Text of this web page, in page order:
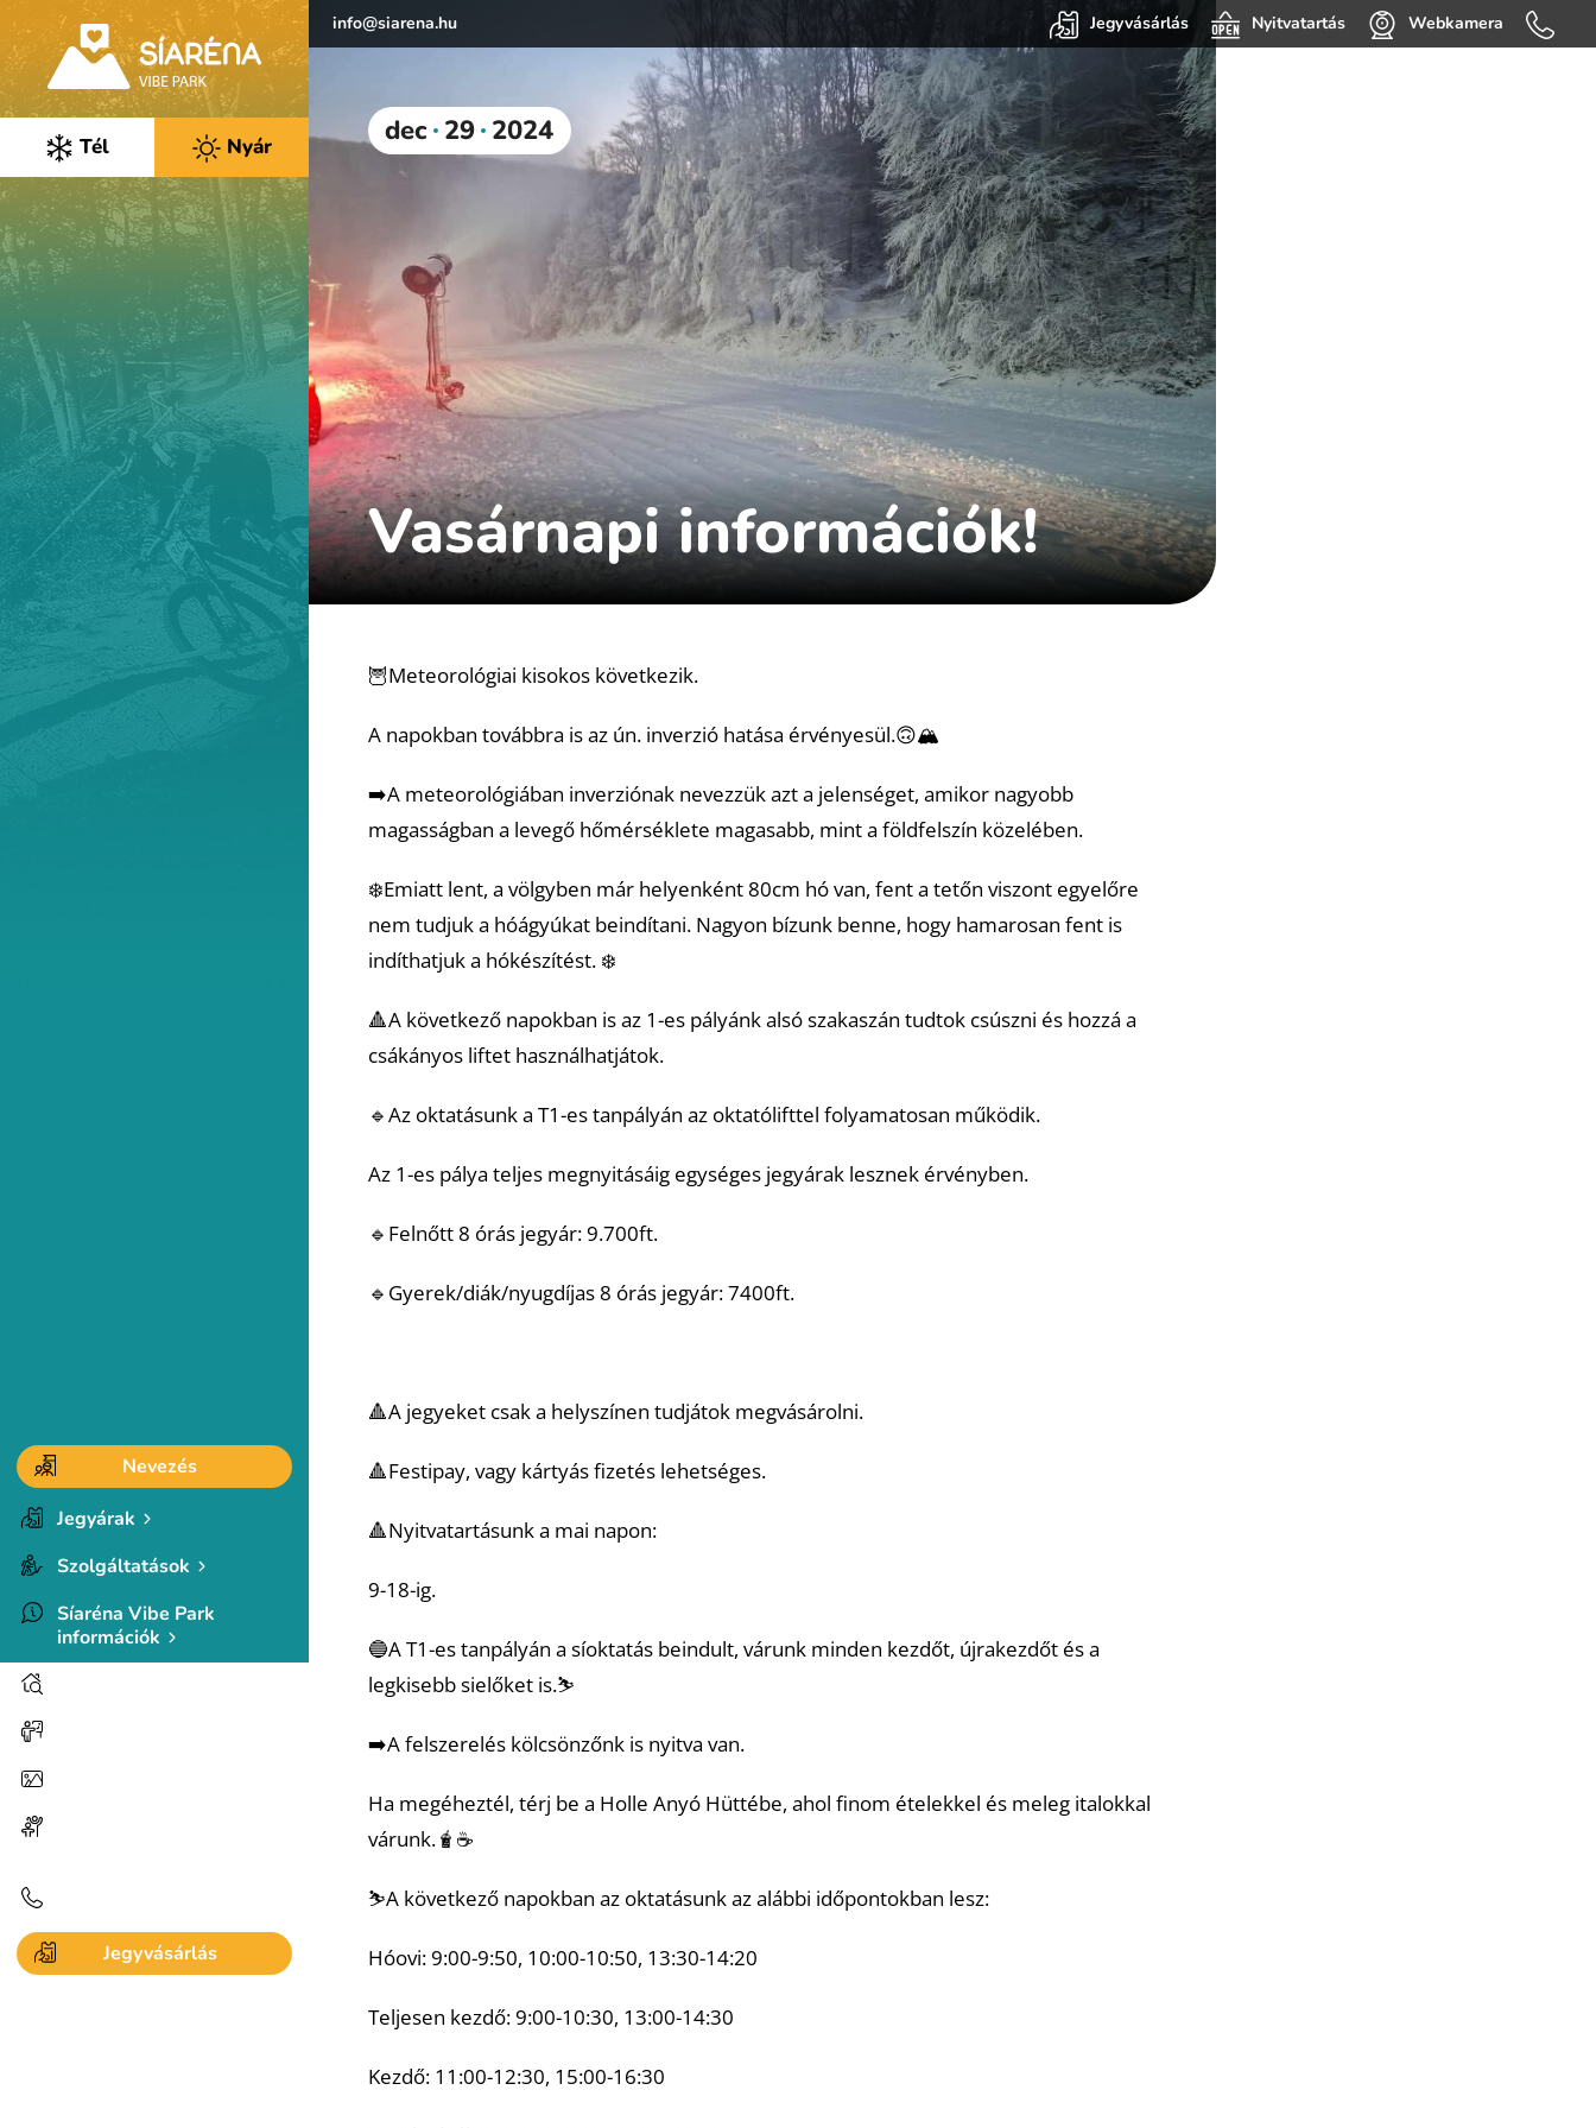
Tél Nyár
Nevezés
Jegyárak
Szolgáltatások
Síaréna Vibe Park
információk
Jegyvásárlás
info@siarena.hu Jegyvásárlás Nyitvatartás Webkamera
Vasárnapi információk!
dec 29 2024
🦉Meteorológiai kisokos következik.
A napokban továbbra is az ún. inverzió hatása érvényesül.🙃🏔️
➡️A meteorológiában inverziónak nevezzük azt a jelenséget, amikor nagyobb
magasságban a levegő hőmérséklete magasabb, mint a földfelszín közelében.
❄️Emiatt lent, a völgyben már helyenként 80cm hó van, fent a tetőn viszont egyelőre
nem tudjuk a hóágyúkat beindítani. Nagyon bízunk benne, hogy hamarosan fent is
indíthatjuk a hókészítést. ❄️
🔺A következő napokban is az 1-es pályánk alsó szakaszán tudtok csúszni és hozzá a
csákányos liftet használhatjátok.
🔹Az oktatásunk a T1-es tanpályán az oktatólifttel folyamatosan működik.
Az 1-es pálya teljes megnyitásáig egységes jegyárak lesznek érvényben.
🔹Felnőtt 8 órás jegyár: 9.700ft.
🔹Gyerek/diák/nyugdíjas 8 órás jegyár: 7400ft.
🔺A jegyeket csak a helyszínen tudjátok megvásárolni.
🔺Festipay, vagy kártyás fizetés lehetséges.
🔺Nyitvatartásunk a mai napon:
9-18-ig.
🔵A T1-es tanpályán a síoktatás beindult, várunk minden kezdőt, újrakezdőt és a
legkisebb sielőket is.⛷️
➡️A felszerelés kölcsönzőnk is nyitva van.
Ha megéheztél, térj be a Holle Anyó Hüttébe, ahol finom ételekkel és meleg italokkal
várunk.🧋☕️
⛷️A következő napokban az oktatásunk az alábbi időpontokban lesz:
Hóovi: 9:00-9:50, 10:00-10:50, 13:30-14:20
Teljesen kezdő: 9:00-10:30, 13:00-14:30
Kezdő: 11:00-12:30, 15:00-16:30